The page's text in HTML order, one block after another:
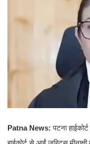
Patna News:पटना